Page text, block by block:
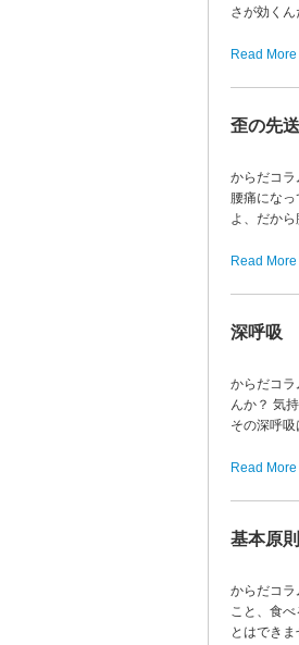
さが効く
Read More
歪の先
からだコラ
腰痛にな
よ、だか
Read More
深呼吸
からだコラ
んか？ 気
その深呼
Read More
基本原則
からだコラ
こと、食
とはでき